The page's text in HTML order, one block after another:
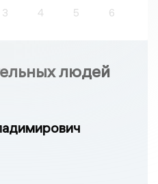
3 4 5 6
людей